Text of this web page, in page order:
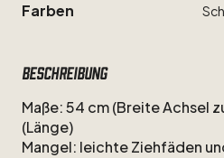
Farben
Beschreibung
Maße:54 cm(BreiteAchsel
(Länge)
Mangel: leichteZiehfäden